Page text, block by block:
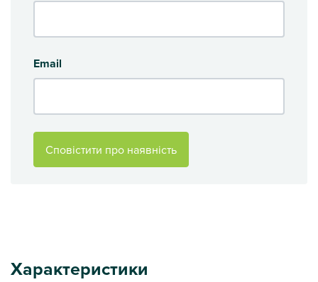
Email
Сповістити про наявність
Характеристики